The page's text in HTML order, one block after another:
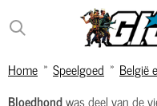
Ga
direct
de
Home » Speelgoed » België
Bloedhondwas deel van de